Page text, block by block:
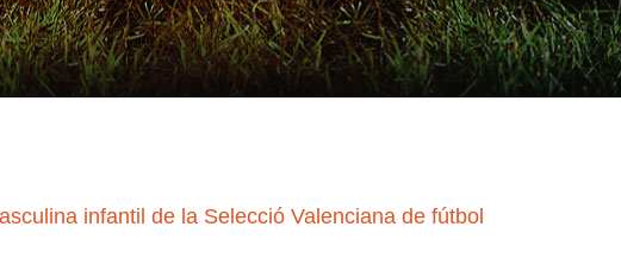
infantil de la Selecció Valenciana de fútbol